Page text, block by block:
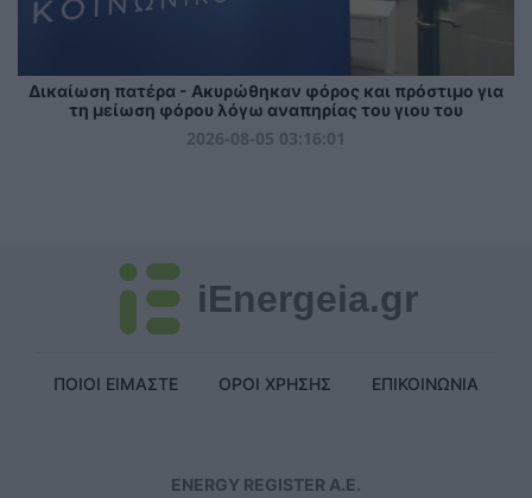
Δικαίωση πατέρα - Ακυρώθηκαν φόρος και πρόστιμο για
τη μείωση φόρου λόγω αναπηρίας του γιου του
2026-08-05 03:16:01
iEnergeia.gr
ΠΟΙΟΙ ΕΙΜΑΣΤΕ ΟΡΟΙ ΧΡΗΣΗΣ ΕΠΙΚΟΙΝΩΝΙΑ
ENERGY REGISTER Α.Ε.